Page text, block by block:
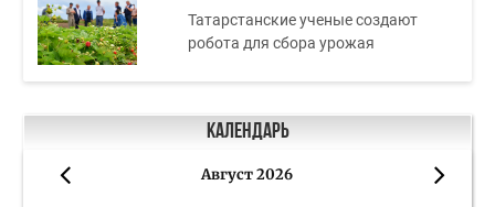
Татарстанские ученые создают
робота для сбора урожая
Календарь
Август 2026